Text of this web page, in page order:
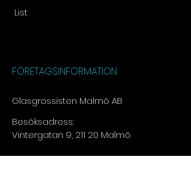
List
FÖRETAGSINFORMATION
Glasgrossisten Malmö AB
Besöksadress:
Vintergatan 9, 211 20 Malmö
Tel:073 - 030 13 15​